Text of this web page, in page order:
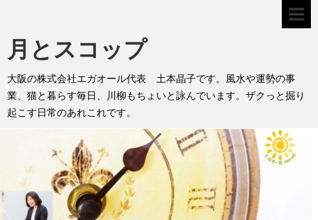
月とスコップ
大阪の株式会社エガオール代表 土本晶子です。風水や運勢の事
業、猫と暮らす毎日、川柳もちょいと詠んでいます。ザクっと掘り
起こす日常のあれこれです。